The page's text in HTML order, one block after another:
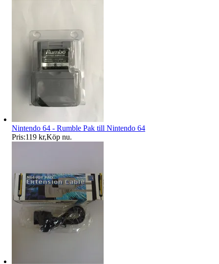
Nintendo 64 - Rumble Pak till Nintendo 64
Pris:119 kr,Köp nu.